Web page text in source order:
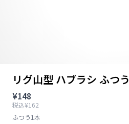
リグ山型 ハブラシ ふつう
¥148
税込¥162
ふつう1本